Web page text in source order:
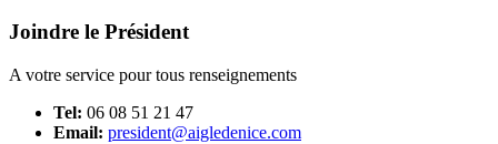
Joindre le Président
A votre service pour tous renseignements
Tel: 06 08 51 21 47
Email: president@aigledenice.com